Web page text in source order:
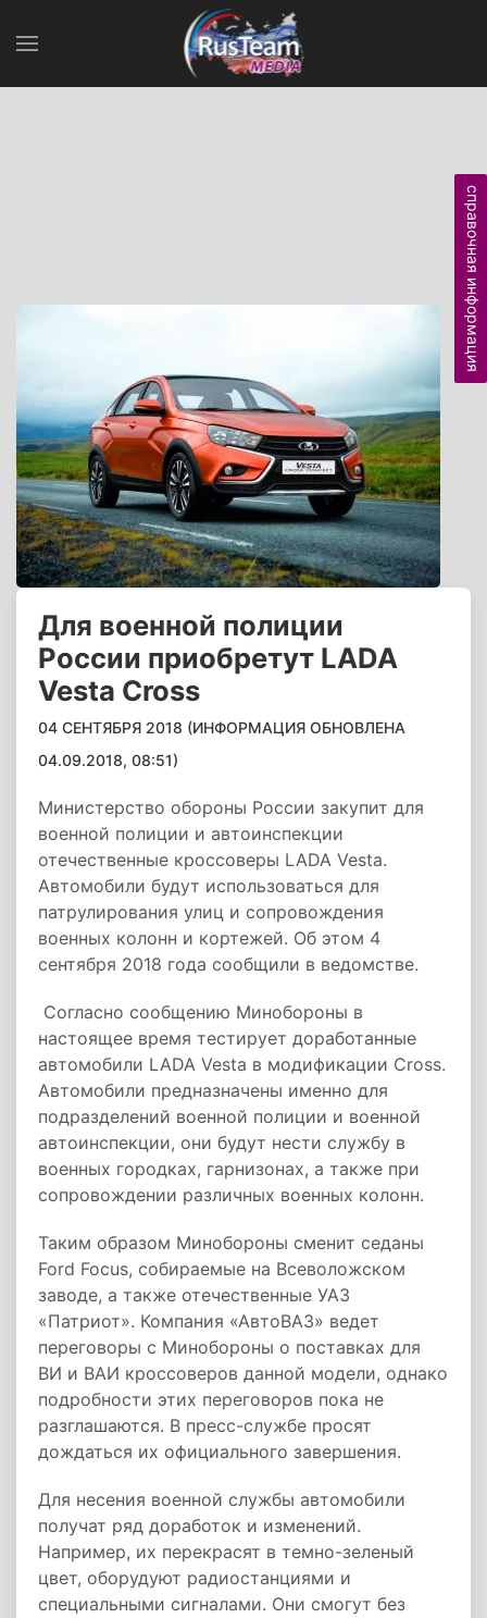
Для военной полиции
России приобретут LADA
Vesta Cross
04 СЕНТЯБРЯ 2018 (ИНФОРМАЦИЯ ОБНОВЛЕНА
04.09.2018, 08:51)
Министерство обороны России закупит для
военной полиции и автоинспекции
отечественные кроссоверы LADA Vesta.
Автомобили будут использоваться для
патрулирования улиц и сопровождения
военных колонн и кортежей. Об этом 4
сентября 2018 года сообщили в ведомстве.
Согласно сообщению Минобороны в
настоящее время тестирует доработанные
автомобили LADA Vesta в модификации Cross.
Автомобили предназначены именно для
подразделений военной полиции и военной
автоинспекции, они будут нести службу в
военных городках, гарнизонах, а также при
сопровождении различных военных колонн.
Таким образом Минобороны сменит седаны
Ford Focus, собираемые на Всеволожском
заводе, а также отечественные УАЗ
«Патриот». Компания «АвтоВАЗ» ведет
переговоры с Минобороны о поставках для
ВИ и ВАИ кроссоверов данной модели, однако
подробности этих переговоров пока не
разглашаются. В пресс-службе просят
дождаться их официального завершения.
Для несения военной службы автомобили
получат ряд доработок и изменений.
Например, их перекрасят в темно-зеленый
цвет, оборудуют радиостанциями и
специальными сигналами. Они смогут без
справочная информация